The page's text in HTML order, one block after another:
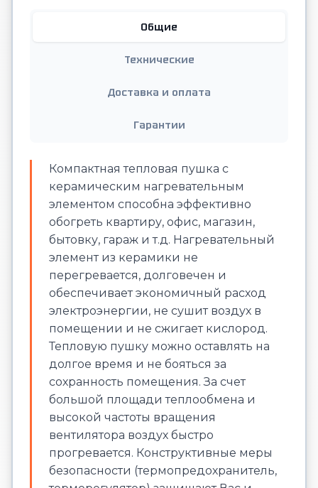
Общие
Технические
Доставка и оплата
Гарантии
Компактная тепловая пушка с
керамическим нагревательным
элементом способна эффективно
обогреть квартиру, офис, магазин,
бытовку, гараж и т.д. Нагревательный
элемент из керамики не
перегревается, долговечен и
обеспечивает экономичный расход
электроэнергии, не сушит воздух в
помещении и не сжигает кислород.
Тепловую пушку можно оставлять на
долгое время и не бояться за
сохранность помещения. За счет
большой площади теплообмена и
высокой частоты вращения
вентилятора воздух быстро
прогревается. Конструктивные меры
безопасности (термопредохранитель,